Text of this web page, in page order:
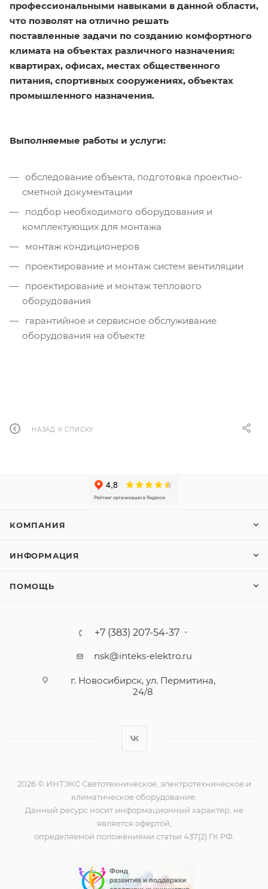
профессиональными навыками в данной области,
что позволят на отлично решать
поставленные задачи по созданию комфортного
климата на объектах различного назначения:
квартирах, офисах, местах общественного
питания, спортивных сооружениях, объектах
промышленного назначения.
Выполняемые работы и услуги:
обследование объекта, подготовка проектно-
сметной документации
подбор необходимого оборудования и
комплектующих для монтажа
монтаж кондиционеров
проектирование и монтаж систем вентиляции
проектирование и монтаж теплового
оборудования
гарантийное и сервисное обслуживание
оборудования на объекте
НАЗАД К СПИСКУ
КОМПАНИЯ
ИНФОРМАЦИЯ
ПОМОЩЬ
+7 (383) 207-54-37
nsk@inteks-elektro.ru
г. Новосибирск, ул. Пермитина,
24/8
2026 © ИНТЭКС Светотехническое, электротехническое и
климатическое оборудование.
Данный ресурс носит информационный характер, не
является офертой,
определяемой положениями статьи 437(2) ГК РФ.